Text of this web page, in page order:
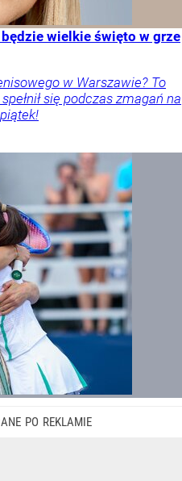
wielkie święto w grze
w Warszawie? To
się podczas zmagań na